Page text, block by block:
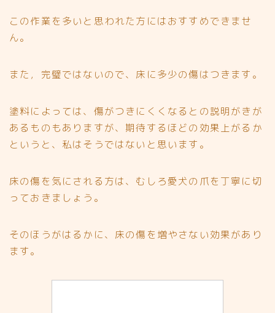
この作業 を多いと思われた方にはおすすめできませ
ん。
また，完璧ではないので、床に多少の傷はつきます 。
塗料によっては、傷がつきにくくなるとの説明がきが
あるものもありますが、期待するほどの効果上がるか
というと、私はそうではないと思います。
床の傷を気にされる方は、むしろ愛犬の爪を丁寧に切
っておきましょう。
そのほうがはるかに、床の傷を増やさない効果があり
ます。